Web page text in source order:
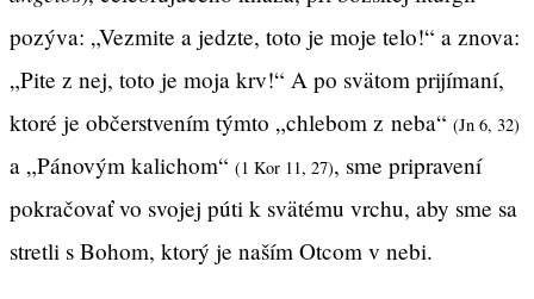
pozýva: „Vezmite a jedzte, toto je moje telo!“ a znova:
„Pite z nej, toto je moja krv!“ A po svätom prijímaní,
ktoré je občerstvením týmto „chlebom z neba“ (Jn 6, 32)
a „Pánovým kalichom“ (1 Kor 11, 27), sme pripravení
pokračovať vo svojej púti k svätému vrchu, aby sme sa
stretli s Bohom, ktorý je naším Otcom v nebi.